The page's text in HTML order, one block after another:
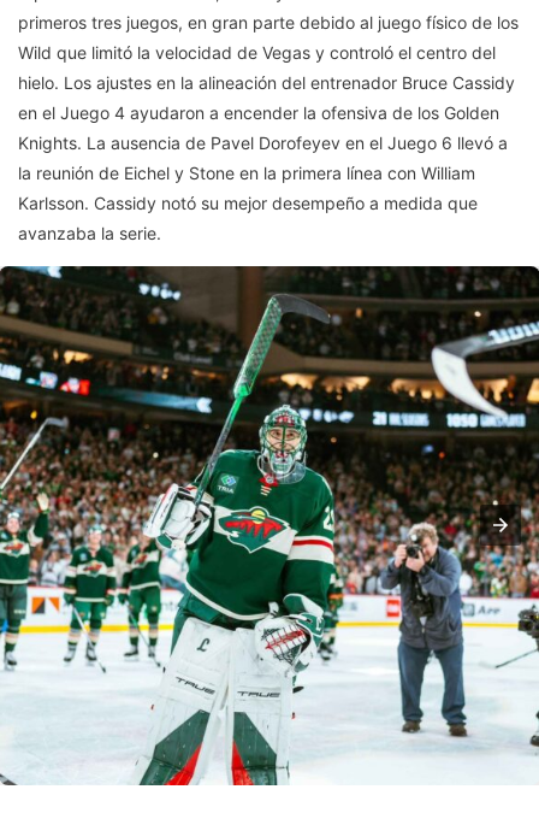
primeros tres juegos, en gran parte debido al juego físico de los
Wild que limitó la velocidad de Vegas y controló el centro del
hielo. Los ajustes en la alineación del entrenador Bruce Cassidy
en el Juego 4 ayudaron a encender la ofensiva de los Golden
Knights. La ausencia de Pavel Dorofeyev en el Juego 6 llevó a
la reunión de Eichel y Stone en la primera línea con William
Karlsson. Cassidy notó su mejor desempeño a medida que
avanzaba la serie.